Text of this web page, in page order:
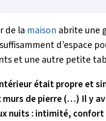
de la maison abrite une
d’espace
et une autre petite
était propre et
murs de pierre (…) Il y
nuits : intimité,